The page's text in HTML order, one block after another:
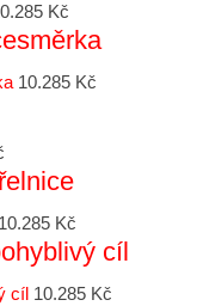
Kč
10.285 Kč
10.285 Kč
cíl
10.285 Kč